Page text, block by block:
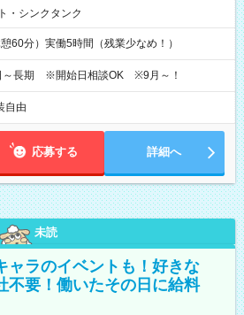
・シンクタンク
60分）実働5時間（残業少なめ！）
～長期 ※開始日相談OK ※9月～！
自由
応募する 詳細へ
未読
ャラのイベントも！好きな
要！働いたその日に給料